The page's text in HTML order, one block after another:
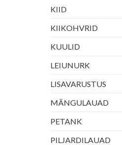
KIID
KIIKOHVRID
KUULID
LEIUNURK
LISAVARUSTUS
MÄNGULAUAD
PETANK
PILJARDILAUAD